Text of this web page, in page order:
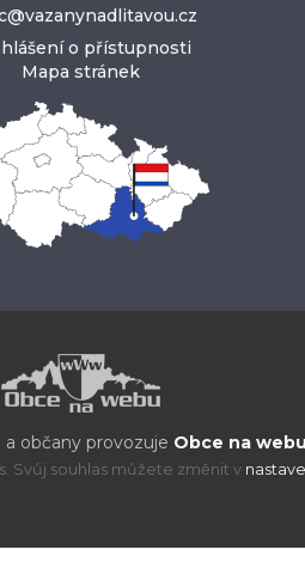
o přístupnosti
Mapa stránek
občany provozuje Obce na
Svůj souhlas můžete změnit v